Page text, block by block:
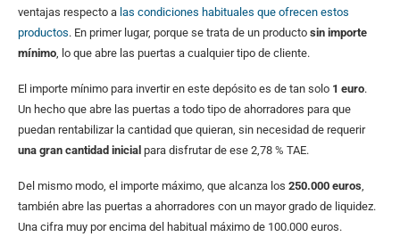
ventajas respecto a las condiciones habituales que ofrecen estos
productos. En primer lugar, porque se trata de un producto sin importe
mínimo, lo que abre las puertas a cualquier tipo de cliente.
El importe mínimo para invertir en este depósito es de tan solo 1 euro.
Un hecho que abre las puertas a todo tipo de ahorradores para que
puedan rentabilizar la cantidad que quieran, sin necesidad de requerir
una gran cantidad inicial para disfrutar de ese 2,78 % TAE.
Del mismo modo, el importe máximo, que alcanza los 250.000 euros,
también abre las puertas a ahorradores con un mayor grado de liquidez.
Una cifra muy por encima del habitual máximo de 100.000 euros.